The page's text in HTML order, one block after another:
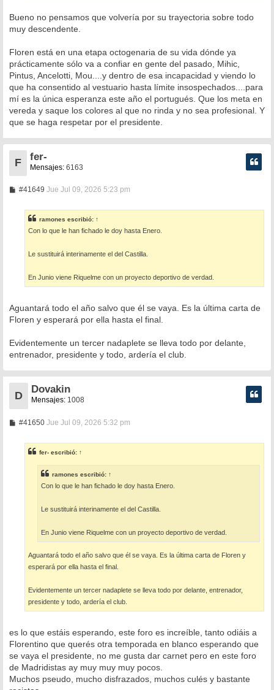
Bueno no pensamos que volvería por su trayectoria sobre todo
muy descendente.
Floren está en una etapa octogenaria de su vida dónde ya
prácticamente sólo va a confiar en gente del pasado, Mihic,
Pintus, Ancelotti, Mou....y dentro de esa incapacidad y viendo lo
que ha consentido al vestuario hasta límite insospechados....para
mí es la única esperanza este año el portugués. Que los meta en
vereda y saque los colores al que no rinda y no sea profesional. Y
que se haga respetar por el presidente.
F
fer-
Mensajes: 6163
#41649M
a
j
Jue Jul 09, 2026 5:23 pm
ramones escribió: ↑
Con lo que le han fichado le doy hasta Enero.
Le sustituirá interinamente el del Castilla.
En Junio viene Riquelme con un proyecto deportivo de verdad.
Aguantará todo el año salvo que él se vaya. Es la última carta de
Floren y esperará por ella hasta el final.
Evidentemente un tercer nadaplete se lleva todo por delante,
entrenador, presidente y todo, ardería el club.
D
Dovakin
Mensajes: 1008
#41650M
a
j
e
Jue Jul 09, 2026 5:32 pm
fer- escribió: ↑
ramones escribió: ↑
Con lo que le han fichado le doy hasta Enero.
Le sustituirá interinamente el del Castilla.
En Junio viene Riquelme con un proyecto deportivo de verdad.
Aguantará todo el año salvo que él se vaya. Es la última carta de Floren y
esperará por ella hasta el final.
Evidentemente un tercer nadaplete se lleva todo por delante, entrenador,
presidente y todo, ardería el club.
es lo que estáis esperando, este foro es increíble, tanto odiáis a
Florentino que querés otra temporada en blanco esperando que
se vaya el presidente, no me gusta dar carnet pero en este foro
de Madridistas ay muy muy muy pocos.
Muchos pseudo, mucho disfrazados, muchos culés y bastante